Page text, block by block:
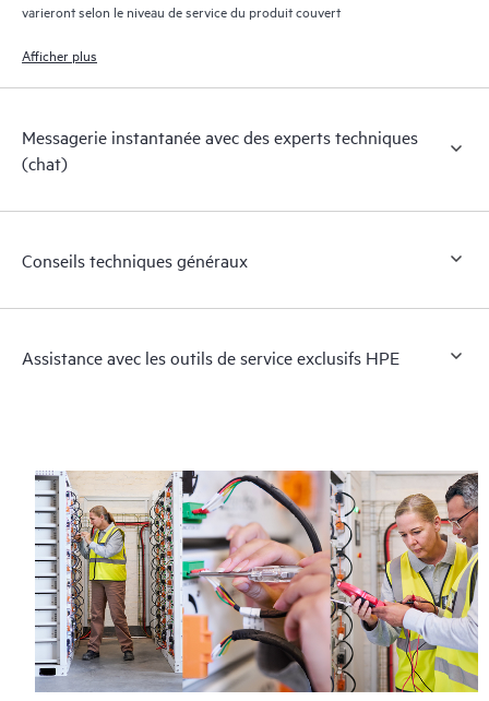
varieront selon le niveau de service du produit couvert
Afficher plus
Messagerie instantanée avec des experts techniques
(chat)
Conseils techniques généraux
Assistance avec les outils de service exclusifs HPE